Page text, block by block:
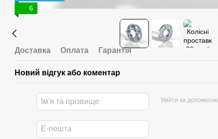
6
Доставка Оплата Гарантія
Новий відгук або коментар
Увійти за допомогою